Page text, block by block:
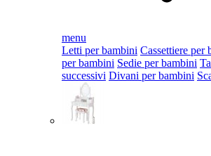
menu
Letti per bambini Cassettiere per
per bambini Sedie per bambini
successivi Divani per bambini